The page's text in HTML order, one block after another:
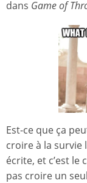
dans Game of
Est-ce que ça
croire à la survie
écrite, et c’est le
pas croire un